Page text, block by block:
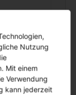
Nutzung
Mit einem
Verwendung
kann jederzeit